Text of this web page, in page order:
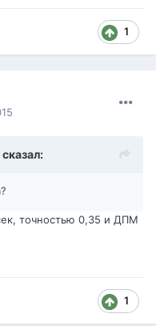
1
сказал:
точностью 0,35 и ДПМ
1